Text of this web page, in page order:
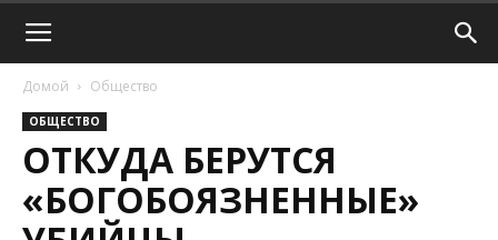
Домой Общество
ОБЩЕСТВО
ОТКУДА БЕРУТСЯ
«БОГОБОЯЗНЕННЫЕ»